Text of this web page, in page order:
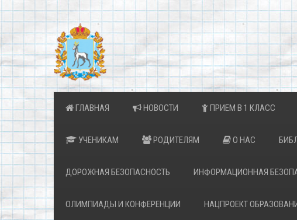
ГЛАВНАЯ НОВОСТИ ПРИЕМ В 1 КЛАСС
УЧЕНИКАМ РОДИТЕЛЯМ О НАС
ДОРОЖНАЯ БЕЗОПАСНОСТЬ ИНФОРМАЦИОННАЯ
ОЛИМПИАДЫ И КОНФЕРЕНЦИИ НАЦПРОЕКТ